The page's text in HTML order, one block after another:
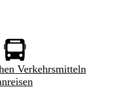
Verkehrsmitteln